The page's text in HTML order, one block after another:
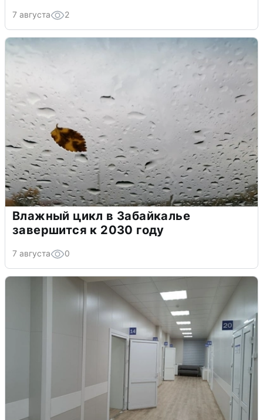
7 августа 2
Влажный цикл в Забайкалье
завершится к 2030 году
7 августа 0